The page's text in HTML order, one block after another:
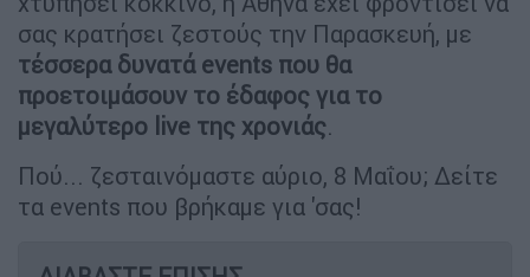
σας κρατήσει ζεστούς την Παρασκευή, με
τέσσερα δυνατά events που θα
προετοιμάσουν το έδαφος για το
μεγαλύτερο live της χρονιάς.
Πού... ζεσταινόμαστε αύριο, 8 Μαΐου; Δείτε
τα events που βρήκαμε για 'σας!